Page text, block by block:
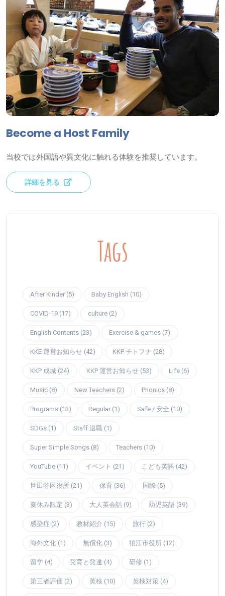
Become a Host Family
当校では外国語や異文化に触れる体験を推奨しています。
詳細を見る
Tags
After Kinder (5) Baby English (10)
COVID-19 (17) culture (2)
English Contents (23) Exercise & games (7)
KKE 運営お知らせ (42) KKP チトフナ (28)
KKP 成城 (24) KKP 運営お知らせ (53) Life (6)
Music (8) New Teachers (2) Phonics (8)
Programs (13) Regular (1) Safe / 安全 (10)
SDGs (1) Staff 退職 (1)
Super Simple Songs (8) Teachers (10)
YouTube (11) イベント (21) こども英語 (42)
世田谷区役所 (21) 保育 (36) 国際 (5)
夏休み限定 (3) 大人英会話 (9) 幼児英語 (39)
感染症 (2) 教材紹介 (15) 旅行 (2)
海外文化 (1) 無償化 (3) 狛江市役所 (12)
留学 (4) 発育と発達 (4) 研修 (1)
第三者評価 (2) 英検 (10) 英検対策 (4)